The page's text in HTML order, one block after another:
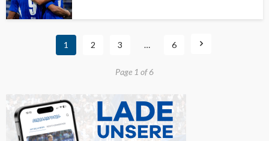
1 2 3 … 6
Page 1 of 6